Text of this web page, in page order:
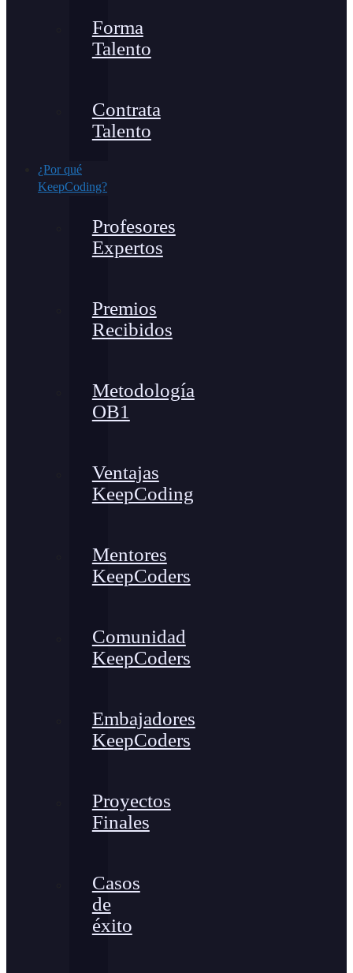
Forma
Talento
Contrata
Talento
¿Por qué
KeepCoding?
Profesores
Expertos
Premios
Recibidos
Metodología
OB1
Ventajas
KeepCoding
Mentores
KeepCoders
Comunidad
KeepCoders
Embajadores
KeepCoders
Proyectos
Finales
Casos
de
éxito